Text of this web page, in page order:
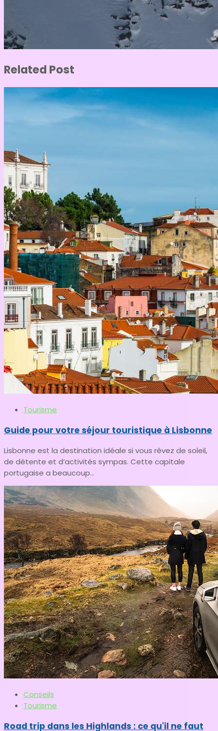
Related Post
Tourisme
Guide pour votre séjour touristique à Lisbonne
Lisbonne est la destination idéale si vous rêvez de soleil,
de détente et d’activités sympas. Cette capitale
portugaise a beaucoup...
Conseils
Tourisme
Road trip dans les Highlands : ce qu'il ne faut